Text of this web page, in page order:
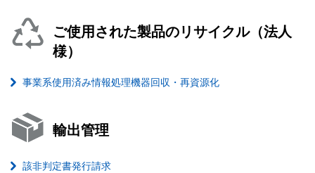
ご使用された製品のリサイクル（法人
様）
事業系使用済み情報処理機器回収・再資源化
輸出管理
該非判定書発行請求